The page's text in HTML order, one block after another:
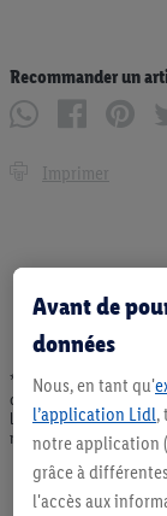
Recommander un
Imprimer
* Offres valables dans la
quantités usuelles pour
l'objet de la publicité,
notre assortiment de
Avant de
données
Nous, en tant qu'
l’application Lidl,
notre application
grâce à
l'accès aux